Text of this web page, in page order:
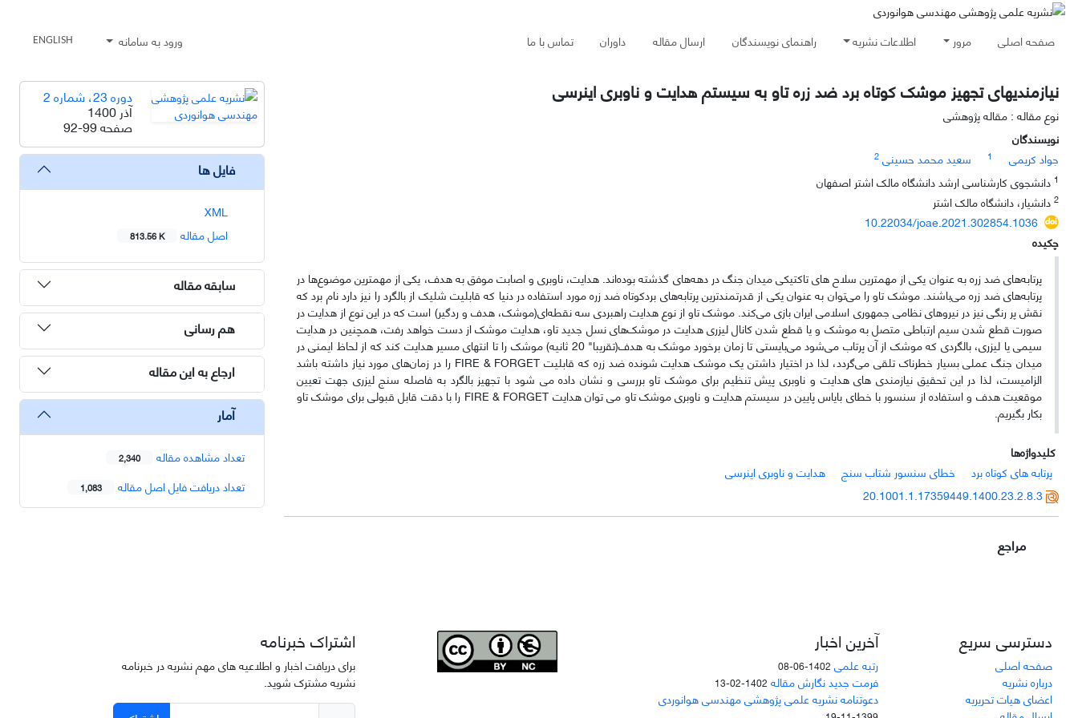
صفحه اصلی مرور اطلاعات نشریه راهنمای نویسندگان ارسال مقاله داوران تماس با ما ورود به سامانه ENGLISH
نیازمندیهای تجهیز موشک کوتاه برد ضد زره تاو به سیستم هدایت و ناوبری اینرسی
نوع مقاله : مقاله پژوهشی
نویسندگان
جواد کریمی
1 سعید محمد حسینی 2
1 دانشجوی کارشناسی ارشد دانشگاه مالک اشتر اصفهان
2 دانشیار، دانشگاه مالک اشتر
10.22034/joae.2021.302854.1036
چکیده
پرتابه‌های ضد زره به عنوان یکی از مهمترین سلاح های تاکتیکی میدان جنگ در دهه‌های گذشته بوده‌اند. هدایت، ناوبری و اصابت موفق به هدف، یکی از مهمترین موضوع‌ها در
پرتابه‌های ضد زره می‌باشند. موشک تاو را می‌توان به عنوان یکی از قدرتمندترین پرتابه‌های بردکوتاه ضد زره مورد استفاده در دنیا که قابلیت شلیک از بالگرد را نیز دارد نام برد که
نقش پر رنگی نیز در نیروهای نظامی جمهوری اسلامی ایران بازی می‌کند. موشک تاو از نوع هدایت راهبردی سه نقطه‌ای(موشک، هدف و ردگیر) است که در این نوع از هدایت در
صورت قطع شدن سیم ارتباطی متصل به موشک و یا قطع شدن کانال لیزری هدایت در موشک‌های نسل جدید تاو، هدایت موشک از دست خواهد رفت، همچنین در هدایت
سیمی یا لیزری، بالگردی که موشک از آن پرتاب می‌شود می‌بایستی تا زمان برخورد موشک به هدف(تقریبا" 20 ثانیه) موشک را تا انتهای مسیر هدایت کند که از لحاظ ایمنی در
میدان جنگ عملی بسیار خطرناک تلقی می‌گردد، لذا در اختیار داشتن یک موشک هدایت شونده ضد زره که قابلیت FIRE & FORGET را در زمان‌های مورد نیاز داشته باشد
الزامیست، لذا در این تحقیق نیازمندی های هدایت و ناوبری پیش تنظیم برای موشک تاو بررسی و نشان داده می شود با تجهیز بالگرد به فاصله سنج لیزری جهت تعیین
موقعیت هدف و استفاده از سنسور با خطای بایاس پایین در سیستم هدایت و ناوبری موشک تاو می توان هدایت FIRE & FORGET را با دقت قابل قبولی برای موشک تاو
بکار بگیریم.
کلیدواژه‌ها
پرتابه های کوتاه برد
خطای سنسور شتاب سنج
هدایت و ناوبری اینرسی
20.1001.1.17359449.1400.23.2.8.3
مراجع
دوره 23، شماره 2
آذر 1400
صفحه92-99
فایل ها
XML
اصل مقاله
813.56 K
سابقه مقاله
هم رسانی
ارجاع به این مقاله
آمار
تعداد مشاهده مقاله 2,340
تعداد دریافت فایل اصل مقاله 1,083
دسترسی سریع
صفحه اصلی
درباره نشریه
اعضای هیات تحریریه
آخرین اخبار
رتبه علمی 1402-06-08
فرمت جدید نگارش مقاله 1402-02-13
دعوتنامه نشریه علمی پژوهشی مهندسی هوانوردی
اشتراک خبرنامه
برای دریافت اخبار و اطلاعیه های مهم نشریه در خبرنامه
نشریه مشترک شوید.